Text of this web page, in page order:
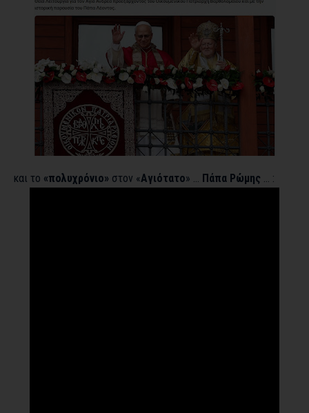
και το «πολυχρόνιο» στον «Αγιότατο» … Πάπα Ρώμης … :